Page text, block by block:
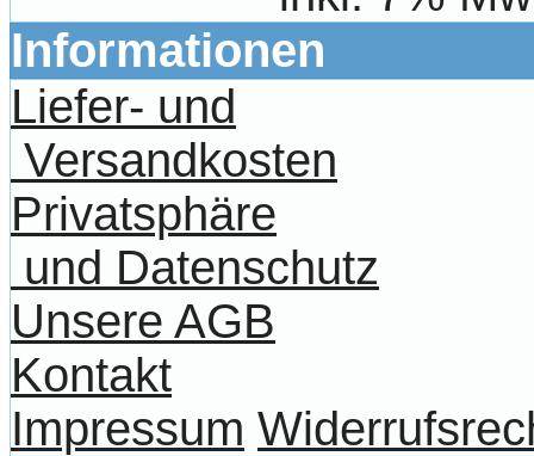
Informationen
Liefer- und
Versandkosten
Privatsphäre
und Datenschutz
Unsere AGB
Kontakt
Impressum